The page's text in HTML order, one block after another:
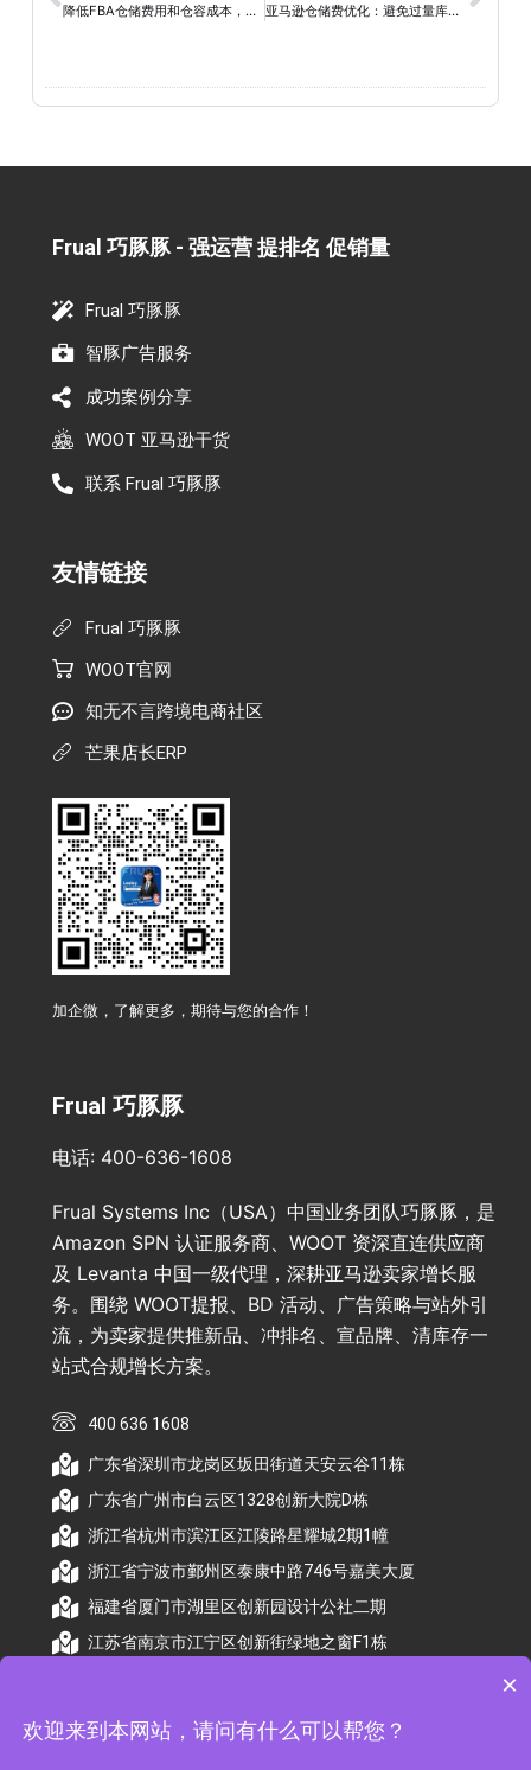
降低FBA仓储费用和仓容成本，提升利润率的成功之道 亚马逊仓储费优化：避免过量库存和长期仓储费指南！
Frual 巧豚豚 - 强运营 提排名 促销量​
Frual 巧豚豚
智豚广告服务
成功案例分享
WOOT 亚马逊干货
联系 Frual 巧豚豚
友情链接
Frual 巧豚豚
WOOT官网
知无不言跨境电商社区
芒果店长ERP
加企微，了解更多，期待与您的合作！
Frual 巧豚豚
电话: 400-636-1608
Frual Systems Inc（USA）中国业务团队巧豚豚，是
Amazon SPN 认证服务商、WOOT 资深直连供应商
及 Levanta 中国一级代理，深耕亚马逊卖家增长服
务。围绕 WOOT提报、BD 活动、广告策略与站外引
流，为卖家提供推新品、冲排名、宣品牌、清库存一
站式合规增长方案。
400 636 1608
广东省深圳市龙岗区坂田街道天安云谷11栋
广东省广州市白云区1328创新大院D栋
浙江省杭州市滨江区江陵路星耀城2期1幢
浙江省宁波市鄞州区泰康中路746号嘉美大厦
福建省厦门市湖里区创新园设计公社二期
江苏省南京市江宁区创新街绿地之窗F1栋
×
欢迎来到本网站，请问有什么可以帮您？